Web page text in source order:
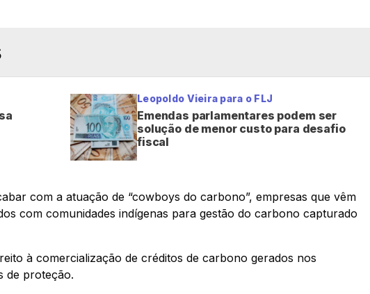
Leopoldo Vieira para o FLJ
Emendas parlamentares podem ser
solução de menor custo para desafio
fiscal
com a atuação de “cowboys do carbono”, empresas que vêm
com comunidades indígenas para gestão do carbono capturado
à comercialização de créditos de carbono gerados nos
de proteção.